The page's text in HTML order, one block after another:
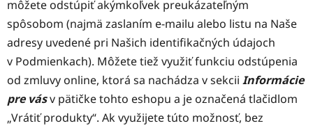
môžete odstúpiť akýmkoľvek preukázateľným
spôsobom (najmä zaslaním e-mailu alebo listu na Naše
adresy uvedené pri Našich identifikačných údajoch
v Podmienkach). Môžete tiež využiť funkciu odstúpenia
od zmluvy online, ktorá sa nachádza v sekcii Informácie
pre vásv pätičke tohto eshopu a je označená tlačidlom
„Vrátiť produkty“. Ak využijete túto možnosť, bez